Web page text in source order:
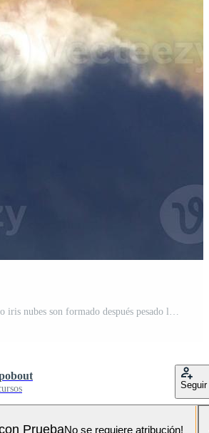
Seguir
PruebaNo se requiere atribución!